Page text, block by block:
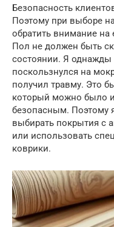
Безопасность
Поэтому при выборе
обратить внимание на
Пол не должен быть
состоянии. Я однажды
поскользнулся на
получил травму. Это
который можно было
безопасным. Поэтому
выбирать покрытия с
или использовать
коврики.